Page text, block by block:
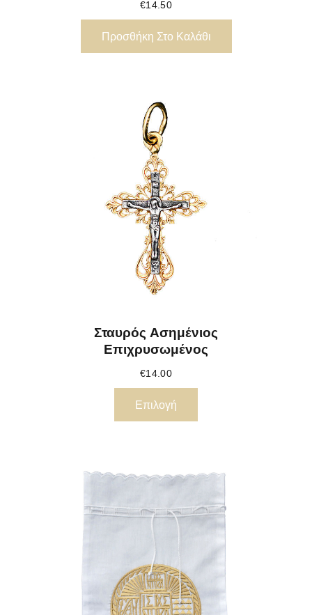
€14.50
Προσθήκη Στο Καλάθι
Σταυρός Ασημένιος
Επιχρυσωμένος
€14.00
Επιλογή